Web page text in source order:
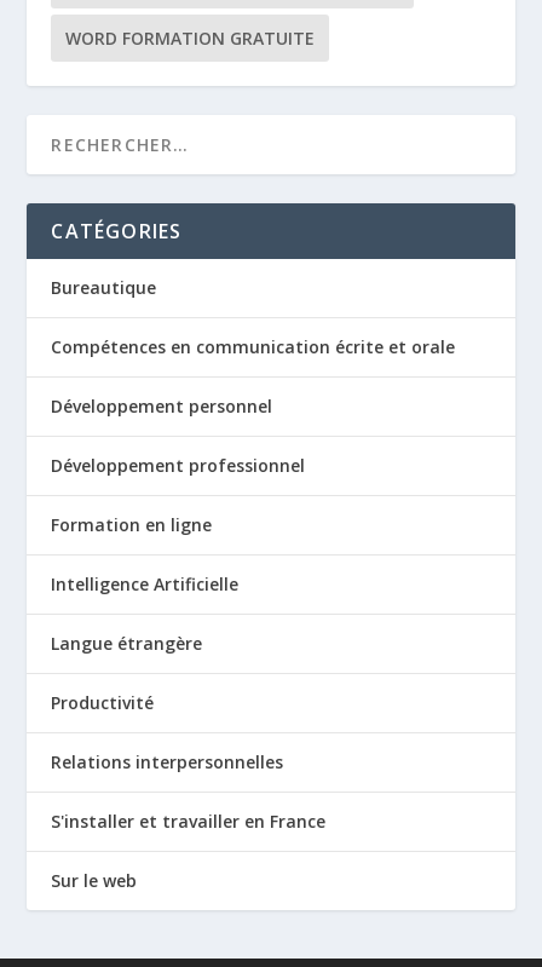
WORD FORMATION GRATUITE
CATÉGORIES
Bureautique
Compétences en communication écrite et orale
Développement personnel
Développement professionnel
Formation en ligne
Intelligence Artificielle
Langue étrangère
Productivité
Relations interpersonnelles
S'installer et travailler en France
Sur le web